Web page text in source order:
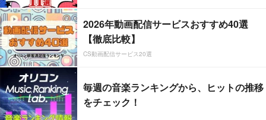
2026年動画配信サービスおすすめ40選
【徹底比較】
CS動画配信サービス20選
毎週の音楽ランキングから、ヒットの推移
をチェック！